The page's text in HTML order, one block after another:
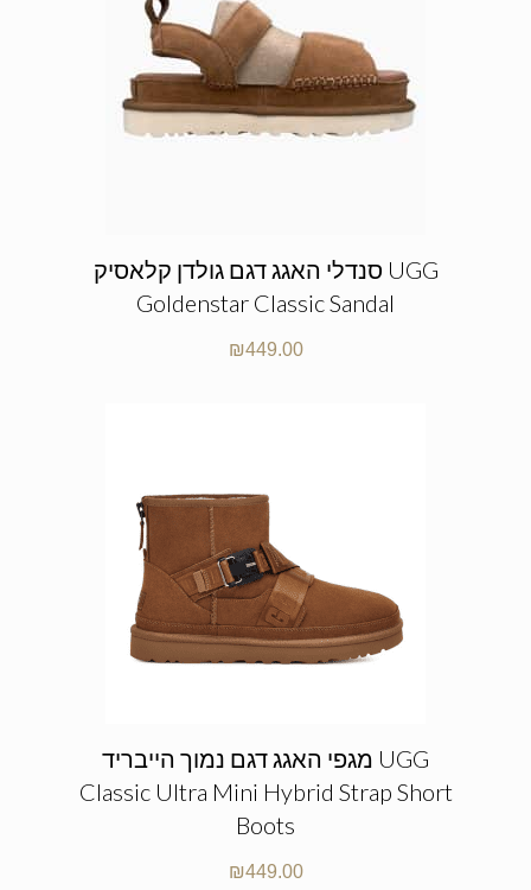
סנדלי האגג דגם גולדן קלאסיק UGG
Goldenstar Classic Sandal
₪449.00
מגפי האגג דגם נמוך הייבריד UGG
Classic Ultra Mini Hybrid Strap Short
Boots
₪449.00